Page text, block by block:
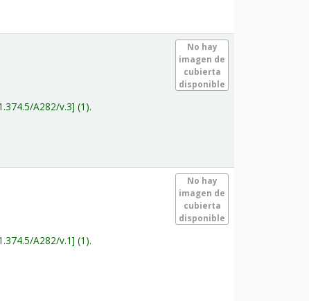
No hay
imagen de
cubierta
disponible
A282/v.3 (1).
No hay
imagen de
cubierta
disponible
A282/v.1 (1).